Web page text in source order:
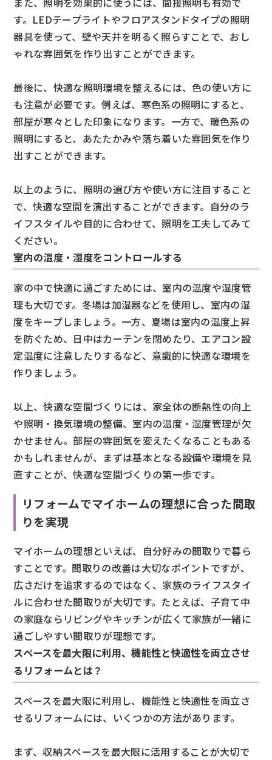
す。LEDテープライトやフロアスタンドタイプの照明
器具を使って、壁や天井を明るく照らすことで、おし
ゃれな雰囲気を作り出すことができます。
最後に、快適な照明環境を整えるには、色の使い方に
も注意が必要です。例えば、寒色系の照明にすると、
部屋が寒々とした印象になります。一方で、暖色系の
照明にすると、あたたかみや落ち着いた雰囲気を作り
出すことができます。
以上のように、照明の選び方や使い方に注目すること
で、快適な空間を演出することができます。自分のラ
イフスタイルや目的に合わせて、照明を工夫してみて
ください。
室内の温度・湿度をコントロールする
家の中で快適に過ごすためには、室内の温度や湿度管
理も大切です。冬場は加湿器などを使用し、室内の湿
度をキープしましょう。一方、夏場は室内の温度上昇
を防ぐため、日中はカーテンを閉めたり、エアコン設
定温度に注意したりするなど、意識的に快適な環境を
作りましょう。
以上、快適な空間づくりには、家全体の断熱性の向上
や照明・換気環境の整備、室内の温度・湿度管理が欠
かせません。部屋の雰囲気を変えたくなることもある
かもしれませんが、まずは基本となる設備や環境を見
直すことが、快適な空間づくりの第一歩です。
リフォームでマイホームの理想に合った間取
りを実現
マイホームの理想といえば、自分好みの間取りで暮ら
すことです。間取りの改善は大切なポイントですが、
広さだけを追求するのではなく、家族のライフスタイ
ルに合わせた間取りが大切です。たとえば、子育て中
の家庭ならリビングやキッチンが広くて家族が一緒に
過ごしやすい間取りが理想です。
スペースを最大限に利用、機能性と快適性を両立させ
るリフォームとは？
スペースを最大限に利用し、機能性と快適性を両立さ
せるリフォームには、いくつかの方法があります。
まず、収納スペースを最大限に活用することが大切で